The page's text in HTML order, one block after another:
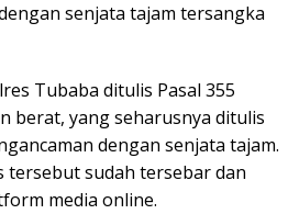
senjata tajam tersangka
Tubaba ditulis Pasal 355
berat, yang seharusnya ditulis
dengan senjata tajam.
tersebut sudah tersebar dan
media online.